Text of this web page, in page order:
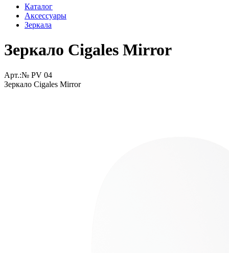
Каталог
Аксессуары
Зеркала
Зеркало Cigales Mirror
Арт.:№ PV 04
Зеркало Cigales Mirror